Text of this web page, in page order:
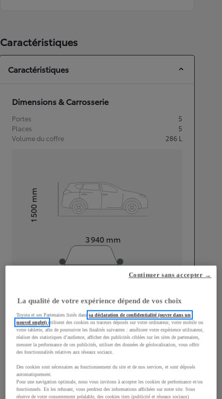
Caractéristiques
Caractéristiques
Dimensions & Carrosserie
Portes
5
Places
5
Volume du coffre
286 L
3 940 mm
Hauteur1 500
mm
1 745mm
Consommation mixte
Consommation mixte
Émissions CO2
91 g/km
La qualité de votre expérience dépend de vos choix
Toyota et ses Partenaires listés danssa déclaration de confidentialité (ouvre dans un
nouvel onglet)utilisent des cookies ou traceurs déposés sur votre ordinateur, votre mobile ou
votre tablette, afin de poursuivre les finalités suivantes : améliorer votre expérience utilisateur,
réaliser des statistiques d’audience, afficher des publicités ciblées sur les sites de partenaires,
mesurer la performance de ces publicités, utiliser des données de géolocalisation, vous offrir
des fonctionnalités relatives aux réseaux sociaux.
Des cookies sont nécessaires au fonctionnement du site et de nos services, et sont déposés
automatiquement.
Pour une navigation optimale, nous vous invitons à accepter les cookies de performance et/ou
fonctionnels. En les refusant, vous perdriez des informations affichées sur notre site. Sous
réserve de votre consentement préalable, des cookies tiers (publicité et réseaux sociaux)
Continuer sans accepter →